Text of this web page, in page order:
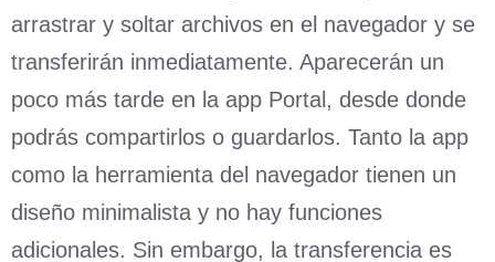
arrastrar y soltar archivos en el navegador y se
transferirán inmediatamente. Aparecerán un
poco más tarde en la app Portal, desde donde
podrás compartirlos o guardarlos. Tanto la app
como la herramienta del navegador tienen un
diseño minimalista y no hay funciones
adicionales. Sin embargo, la transferencia es